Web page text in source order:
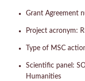
Grant Agreement
Project acronym:
Type of MSC
Scientific panel:
Humanities